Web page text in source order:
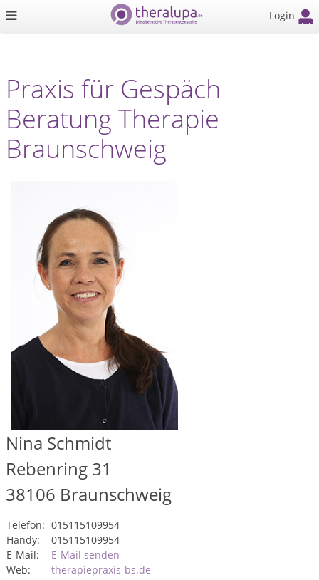
Login
Praxis für Gespäch
Beratung Therapie
Braunschweig
Nina Schmidt
Rebenring 31
38106 Braunschweig
Telefon: 015115109954
Handy:
015115109954
E-Mail:
E-Mail senden
Web:
therapiepraxis-bs.de